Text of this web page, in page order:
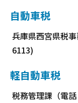
自動車税
兵庫県西宮県税
6113)
軽自動車税
税務管理課（電話